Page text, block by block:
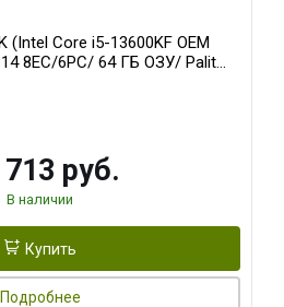
(Intel Core i5-13600KF OEM
8EC/6PC/ 64 ГБ ОЗУ/ Palit
16GB GDDR7 256bit 3xDP
руб.
В наличии
Купить
Подробнее